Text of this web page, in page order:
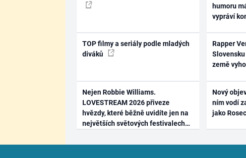
TOP filmy a seriály podle mladých
diváků
Nejen Robbie Williams.
LOVESTREAM 2026 přiveze
hvězdy, které běžně uvidíte jen na
největších světových festivalech
humoru
vypráví
Rapper
země
Nový
ním vodí
jako